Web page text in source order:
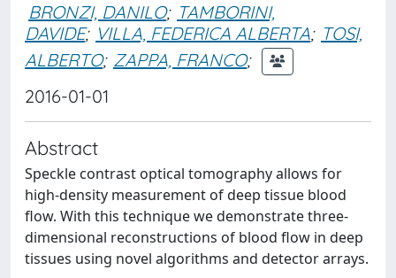
BRONZI, DANILO; TAMBORINI,
DAVIDE; VILLA, FEDERICA ALBERTA; TOSI,
ALBERTO; ZAPPA, FRANCO;
2016-01-01
Abstract
Speckle contrast optical tomography allows for
high-density measurement of deep tissue blood
flow. With this technique we demonstrate three-
dimensional reconstructions of blood flow in deep
tissues using novel algorithms and detector arrays.